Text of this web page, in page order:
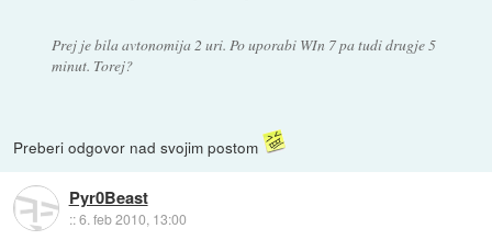
Prej je bila avtonomija 2 uri. Po uporabi WIn 7 pa tudi drugje 5
minut. Torej?
Preberi odgovor nad svojim postom
Pyr0Beast
::6. feb 2010, 13:00